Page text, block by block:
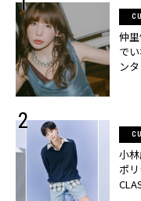
仲
で
ン
小
ポ